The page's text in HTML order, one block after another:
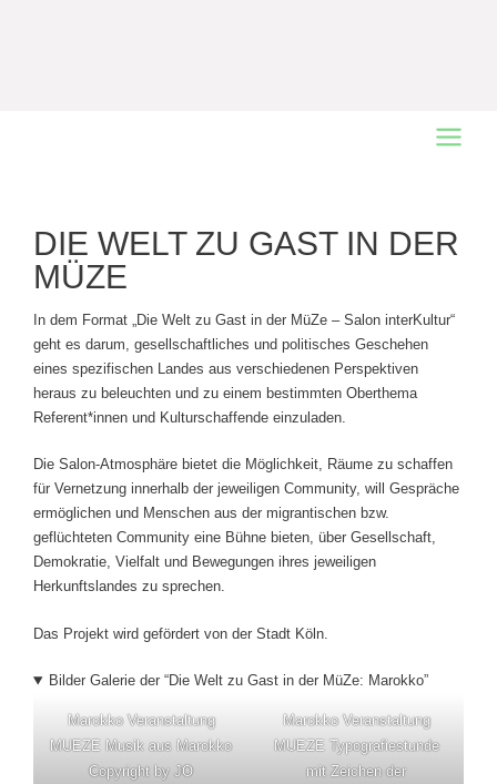
Main
DIE WELT ZU GAST IN DER
MÜZE
In dem Format „Die Welt zu Gast in der MüZe – Salon interKultur“
geht es darum, gesellschaftliches und politisches Geschehen
eines spezifischen Landes aus verschiedenen Perspektiven
heraus zu beleuchten und zu einem bestimmten Oberthema
Referent*innen und Kulturschaffende einzuladen.
Die Salon-Atmosphäre bietet die Möglichkeit, Räume zu schaffen
für Vernetzung innerhalb der jeweiligen Community, will Gespräche
ermöglichen und Menschen aus der migrantischen bzw.
geflüchteten Community eine Bühne bieten, über Gesellschaft,
Demokratie, Vielfalt und Bewegungen ihres jeweiligen
Herkunftslandes zu sprechen.
Das Projekt wird gefördert von der Stadt Köln.
Bilder Galerie der “Die Welt zu Gast in der MüZe: Marokko”
Marokko Veranstaltung
MUEZE Musik aus Marokko
Copyright by JO
Marokko Veranstaltung
MUEZE Typografiestunde
mit Zeichen der